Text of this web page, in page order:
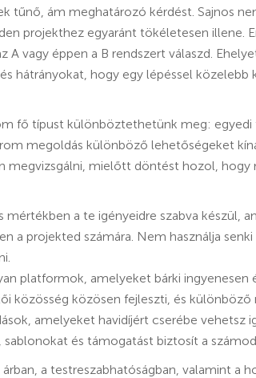
tűnő, ám meghatározó kérdést. Sajnos
projekthez egyaránt tökéletesen illene.
A vagy éppen a B rendszert válaszd.
hátrányokat, hogy egy lépéssel közelebb
fő típust különböztethetünk meg: egyedi
megoldás különböző lehetőségeket
megvizsgálni, mielőtt döntést hozol, hogy
mértékben a te igényeidre szabva készül,
a projekted számára. Nem használja
platformok, amelyeket bárki ingyenesen
közösség közösen fejleszti, és
amelyeket havidíjért cserébe vehetsz
és támogatást biztosít a
a testreszabhatóságban, valamint a